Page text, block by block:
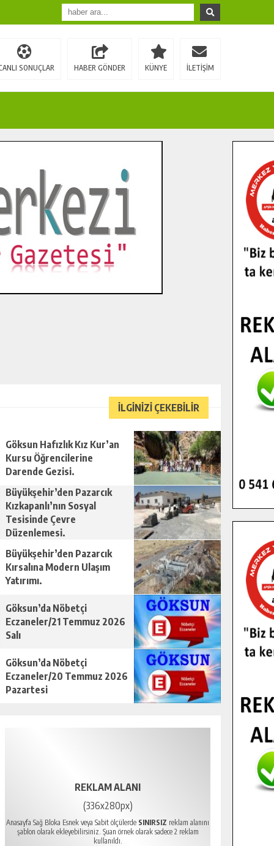
SONUÇLAR HABER GÖNDER KÜNYE İLETİŞİM
İLGİNİZİ ÇEKEBİLİR
Göksun Hafızlık Kız Kur’an
Kursu Öğrencilerine
Darende Gezisi.
Büyükşehir’den Pazarcık
Kızkapanlı’nın Sosyal
Tesisinde Çevre
Düzenlemesi.
Büyükşehir’den Pazarcık
Kırsalına Modern Ulaşım
Yatırımı.
Göksun’da Nöbetçi
Eczaneler/21 Temmuz 2026
Salı
Göksun’da Nöbetçi
Eczaneler/20 Temmuz 2026
Pazartesi
REKLAM ALANI
(336x280px)
Anasayfa Sağ Bloka Esnek veya Sabit ölçülerde SINIRSIZ reklam alanını
şablon olarak ekleyebilirsiniz. Şuan örnek olarak sadece 2 reklam
kullanıldı.